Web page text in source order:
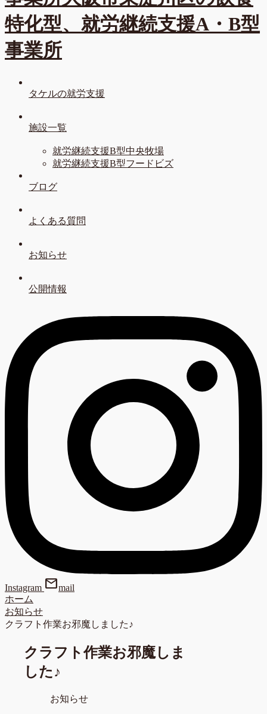
タケルの就労支援
施設一覧
就労継続支援B型中央牧場
就労継続支援B型フードビズ
ブログ
よくある質問
お知らせ
公開情報
Instagram mailmail
ホーム
お知らせ
クラフト作業お邪魔しました♪
クラフト作業お邪魔しま
した♪
お知らせ